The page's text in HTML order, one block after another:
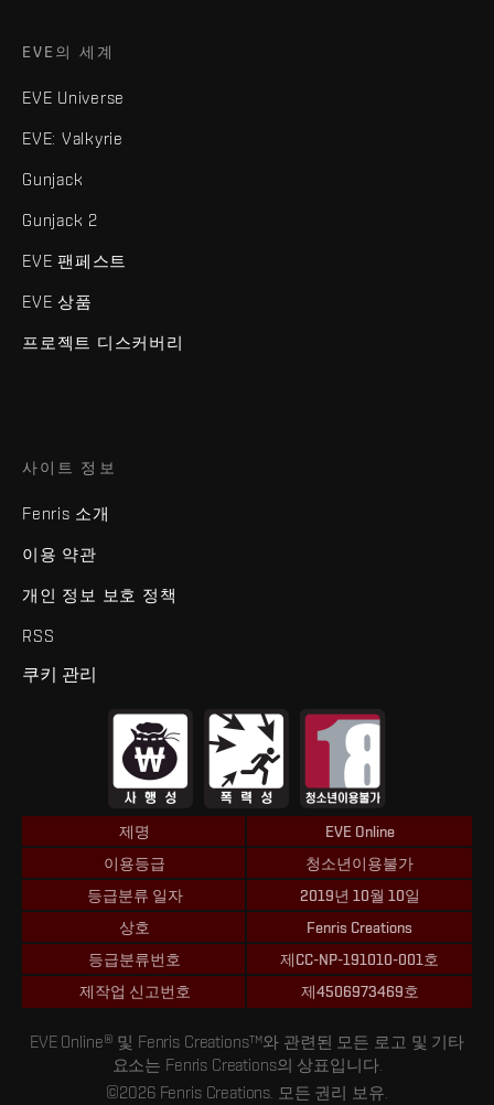
EVE의 세계
EVE Universe
EVE: Valkyrie
Gunjack
Gunjack 2
EVE 팬페스트
EVE 상품
프로젝트 디스커버리
사이트 정보
Fenris 소개
이용 약관
개인 정보 보호 정책
RSS
쿠키 관리
제명
EVE Online
이용등급
청소년이용불가
등급분류 일자
2019년 10월 10일
상호
Fenris Creations
등급분류번호
제CC-NP-191010-001호
제작업 신고번호
제4506973469호
EVE Online® 및 Fenris Creations™와 관련된 모든 로고 및 기타
요소는 Fenris Creations의 상표입니다.
©2026 Fenris Creations. 모든 권리 보유.